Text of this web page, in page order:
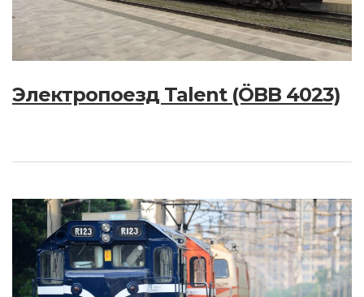
Электропоезд Talent (ÖBB 4023)